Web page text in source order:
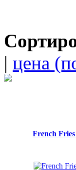
| цена
French